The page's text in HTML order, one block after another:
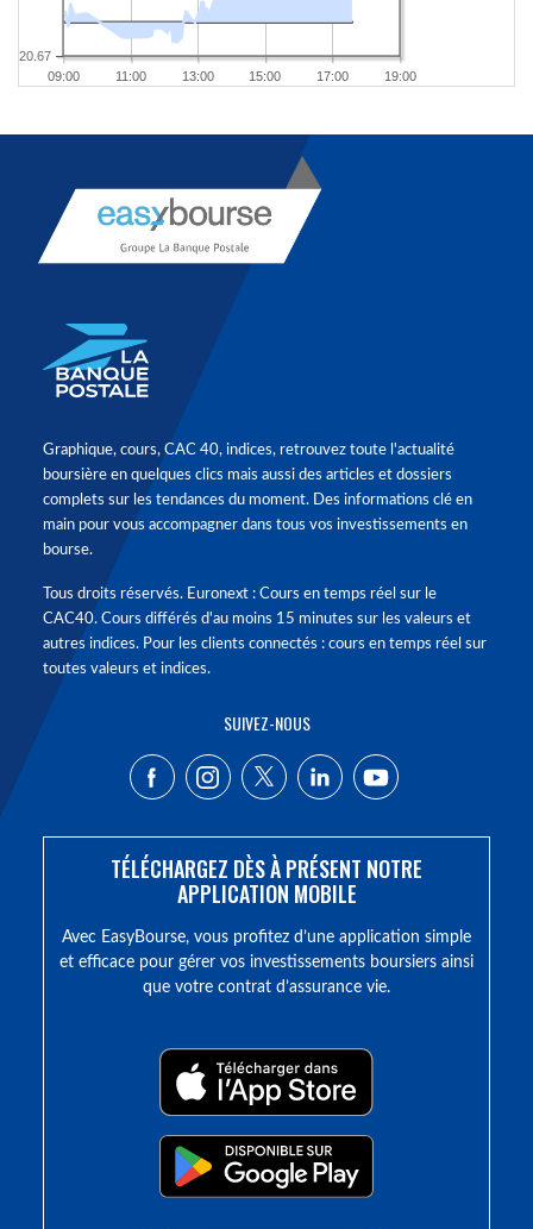
09:00 11:00 13:00 15:00 17:00 19:00
20.67
Graphique, cours, CAC 40, indices, retrouvez toute l'actualité
boursière en quelques clics mais aussi des articles et dossiers
complets sur les tendances du moment. Des informations clé en
main pour vous accompagner dans tous vos investissements en
bourse.
Tous droits réservés. Euronext : Cours en temps réel sur le
CAC40. Cours différés d'au moins 15 minutes sur les valeurs et
autres indices. Pour les clients connectés : cours en temps réel sur
toutes valeurs et indices.
SUIVEZ-NOUS
TÉLÉCHARGEZ DÈS À PRÉSENT NOTRE
APPLICATION MOBILE
Avec EasyBourse, vous profitez d’une application simple
et efficace pour gérer vos investissements boursiers ainsi
que votre contrat d’assurance vie.